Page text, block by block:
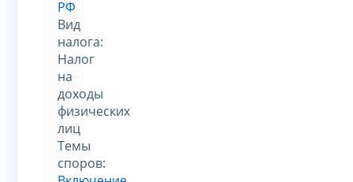
РФ
Вид
налога:
Налог
на
доходы
физических
лиц
Темы
споров: